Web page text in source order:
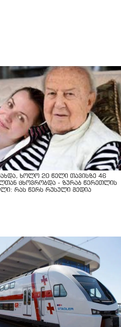
ხოლო 20 წელი თავისზე 46
ცხოვრობდა - ზურაბ წერეთლის
რას წერს რუსული მედია